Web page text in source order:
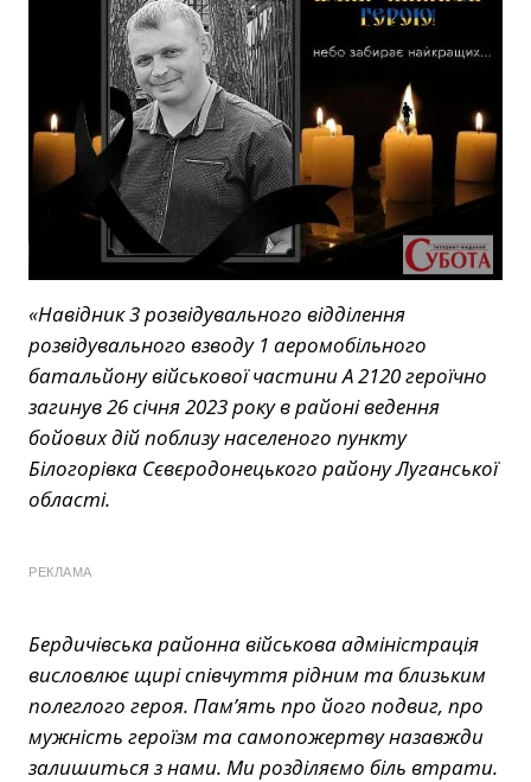
«Навідник 3 розвідувального відділення
розвідувального взводу 1 аеромобільного
батальйону військової частини А 2120 героїчно
загинув 26 січня 2023 року в районі ведення
бойових дій поблизу населеного пункту
Білогорівка Сєвєродонецького району Луганської
області.
РЕКЛАМА
Бердичівська районна військова адміністрація
висловлює щирі співчуття рідним та близьким
полеглого героя. Пам’ять про його подвиг, про
мужність героїзм та самопожертву назавжди
залишиться з нами. Ми розділяємо біль втрати.